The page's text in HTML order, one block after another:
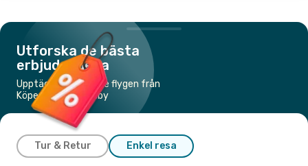
Utforska de bästa
erbjudandena
Upptäck de billigaste flygen från
Köpenhamn till Visby
Tur & Retur Enkel resa